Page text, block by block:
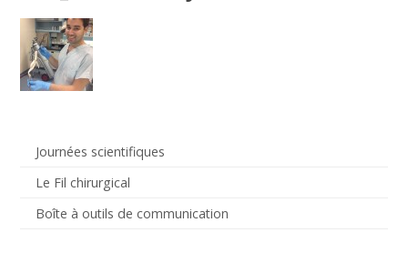
Journées scientifiques
Le Fil chirurgical
Boîte à outils de communication